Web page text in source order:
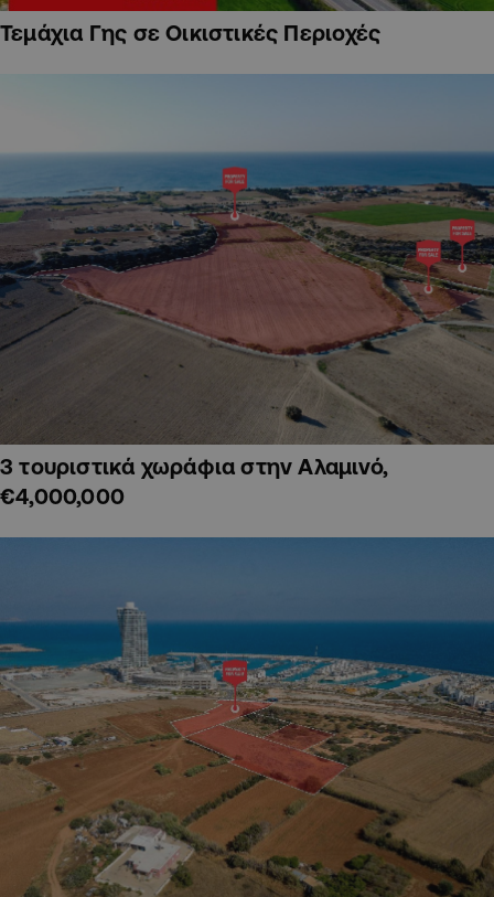
Τεμάχια Γης σε Οικιστικές Περιοχές
3 τουριστικά χωράφια στην Αλαμινό,
€4,000,000